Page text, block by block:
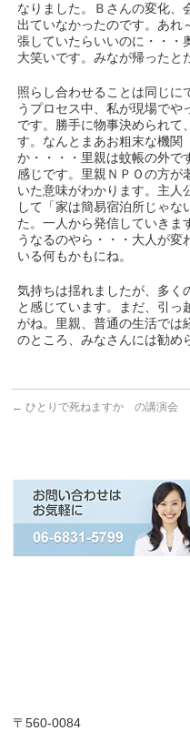
なりました。Ｂさんの変化、
出ていなかったのです。あれ
張していたらいいのに・・・
大笑いです。みなが帰ったと
照らし合わせることは同じに
うプロセス中、私が現場でや
です。勝手に物事決められて
す。なんとまあお粗末な機関
か・・・・里親は蚊帳の外で
感じです。里親ＮＰＯの方が
いた意味がわかります。主人
して「家は簡易宿泊所じゃな
た。一人から発信していきま
うなるのやら・・・大人が変
いる何もかもにね。
気持ちは揺れましたが、多く
と感じています。まだ、引っ
がね。里親、普通の生活では
のところ、みなさんには勧め
← ひとりで死ねますか の講演会
〒560-0084